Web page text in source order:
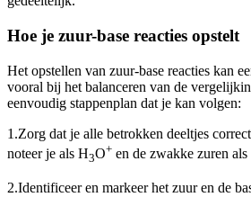
Hoe je zuur-base reacties opstelt
Het opstellen van zuur-base reacties kan
vooral bij het balanceren van de
eenvoudig stappenplan dat je kan volgen:
1.Zorg dat je alle betrokken deeltjes
noteer je als H3O+ en de zwakke zuren als
2.Identificeer en markeer het zuur en de